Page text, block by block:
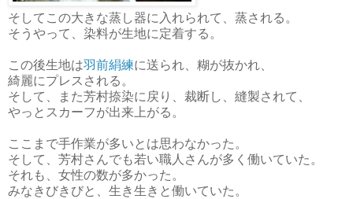
そしてこの大きな蒸し器に入れられて、蒸される。
そうやって、染料が生地に定着する。
この後生地は羽前絹練に送られ、糊が抜かれ、
綺麗にプレスされる。
そして、また芳村捺染に戻り、裁断し、縫製されて、
やっとスカーフが出来上がる。
ここまで手作業が多いとは思わなかった。
そして、芳村さんでも若い職人さんが多く働いていた。
それも、女性の数が多かった。
みなきびきびと、生き生きと働いていた。